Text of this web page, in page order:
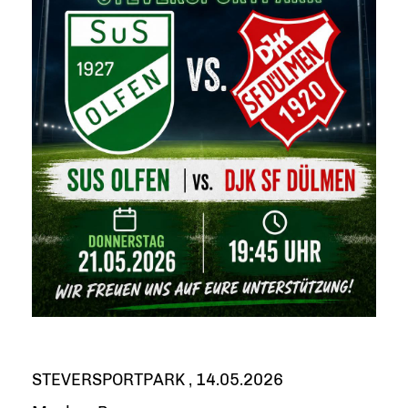
STEVERSPORTPARK , 14.05.2026